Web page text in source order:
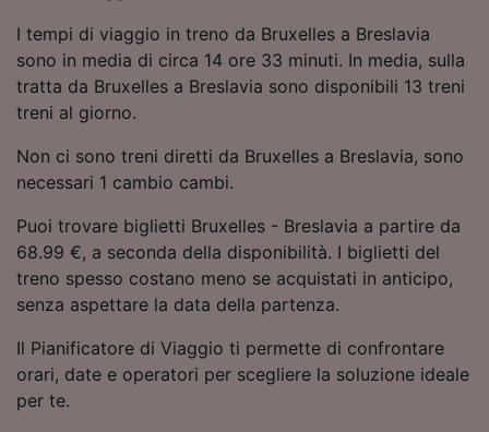
I tempi di viaggio in treno da Bruxelles a Breslavia
sono in media di circa 14 ore 33 minuti. In media, sulla
tratta da Bruxelles a Breslavia sono disponibili 13 treni
treni al giorno.
Non ci sono treni diretti da Bruxelles a Breslavia, sono
necessari 1 cambio cambi.
Puoi trovare biglietti Bruxelles - Breslavia a partire da
68.99 €, a seconda della disponibilità. I biglietti del
treno spesso costano meno se acquistati in anticipo,
senza aspettare la data della partenza.
Il Pianificatore di Viaggio ti permette di confrontare
orari, date e operatori per scegliere la soluzione ideale
per te.
dispositivo ai fini dell’identificazione.
Archiviare informazioni su dispositivo e/o
accedervi. Pubblicità e contenuti
personalizzati, misurazione delle prestazioni
dei contenuti e degli annunci, ricerche sul
pubblico, sviluppo di servizi.
Elenco dei partner (fornitori)